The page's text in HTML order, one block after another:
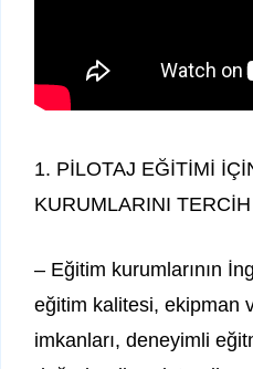
1. PİLOTAJ EĞİTİMİ
KURUMLARINI
– Eğitim kurumlarının
eğitim kalitesi, ekipman
imkanları, deneyimli